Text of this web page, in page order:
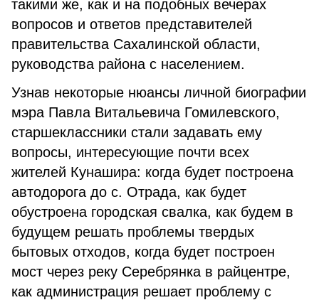
такими же, как и на подобных вечерах
вопросов и ответов представителей
правительства Сахалинской области,
руководства района с населением.
Узнав некоторые нюансы личной биографии
мэра Павла Витальевича Гомилевского,
старшеклассники стали задавать ему
вопросы, интересующие почти всех
жителей Кунашира: когда будет построена
автодорога до с. Отрада, как будет
обустроена городская свалка, как будем в
будущем решать проблемы твердых
бытовых отходов, когда будет построен
мост через реку Серебрянка в райцентре,
как администрация решает проблему с